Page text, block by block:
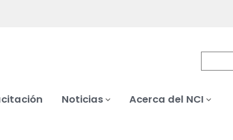
Noticias Acerca del NCI